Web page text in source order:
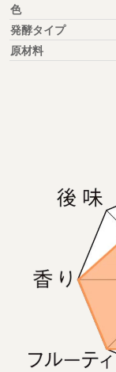
色
発酵タイプ
原材料